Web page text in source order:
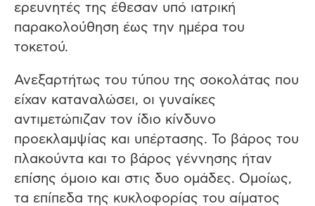
ερευνητές της έθεσαν υπό ιατρική
παρακολούθηση έως την ημέρα του
τοκετού.
Ανεξαρτήτως του τύπου της σοκολάτας που
είχαν καταναλώσει, οι γυναίκες
αντιμετώπιζαν τον ίδιο κίνδυνο
προεκλαμψίας και υπέρτασης. Το βάρος του
πλακούντα και το βάρος γέννησης ήταν
επίσης όμοιο και στις δυο ομάδες. Ομοίως,
τα επίπεδα της κυκλοφορίας του αίματος